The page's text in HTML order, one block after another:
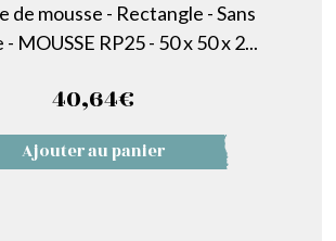
de mousse - Rectangle - Sans
MOUSSE RP25 - 50 x 50 x 2...
40,64€
Ajouter au panier